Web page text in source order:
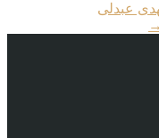
عبدلی
→